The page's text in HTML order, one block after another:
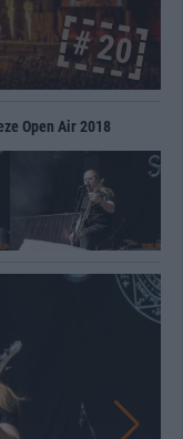
# 20
Open Air 2018